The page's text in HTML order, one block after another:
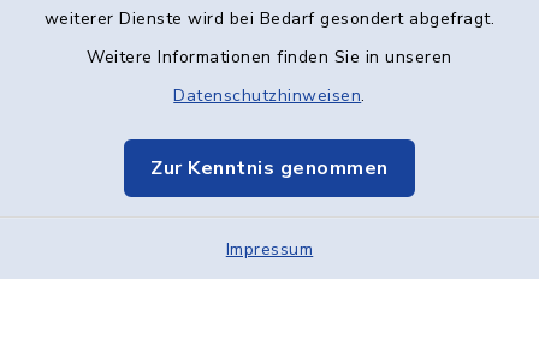
weiterer Dienste wird bei Bedarf gesondert abgefragt.
Weitere Informationen finden Sie in unseren
Datenschutzhinweisen.
Zur Kenntnis genommen
Impressum
Datenschutz
Elektronische Kommunikation
Sitemap